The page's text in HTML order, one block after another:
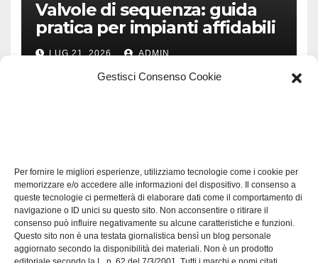
Gestisci Consenso Cookie
Per fornire le migliori esperienze, utilizziamo tecnologie come i cookie per
memorizzare e/o accedere alle informazioni del dispositivo. Il consenso a
queste tecnologie ci permetterà di elaborare dati come il comportamento di
navigazione o ID unici su questo sito. Non acconsentire o ritirare il
consenso può influire negativamente su alcune caratteristiche e funzioni.
Questo sito non è una testata giornalistica bensì un blog personale
aggiornato secondo la disponibilità dei materiali. Non è un prodotto
Valvole di sequenza: guida
pratica per impianti affidabili
LUG 21, 2026 ADMIN
guida pratica alla scelta
efficace
LUG 17, 2026 ADMIN